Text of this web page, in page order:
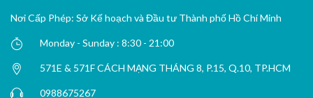
Nơi Cấp Phép: Sở Kế hoạch và Đầu tư Thành phố Hồ Chí Minh
Monday - Sunday : 8:30 - 21:00
571E & 571F CÁCH MẠNG THÁNG 8, P.15, Q.10, TP.HCM
0988675267